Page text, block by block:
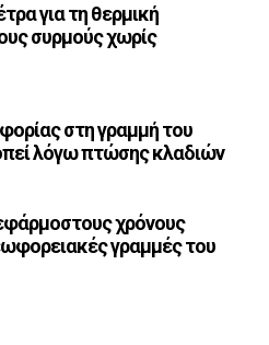
για τη θερμική
συρμούς χωρίς
στη γραμμή του
λόγω πτώσης κλαδιών
χρόνους
γραμμές του